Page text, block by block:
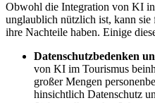
Obwohl die Integration von KI
unglaublich nützlich ist, kann
ihre Nachteile haben. Einige
Datenschutzbedenken
von KI im Tourismus
großer Mengen
hinsichtlich Datenschutz